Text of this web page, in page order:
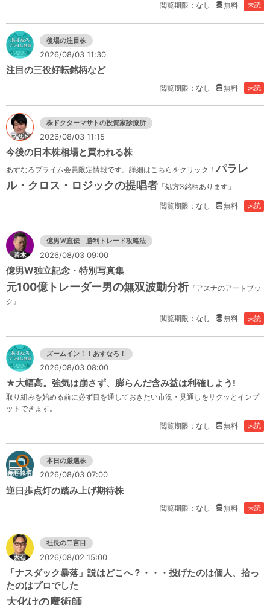
未読
無料
閲覧期限：なし
後場の注目株
2026/08/03 11:30
注目の三役好転銘柄など
未読
無料
閲覧期限：なし
株ドクターマサトの投資家診療所
2026/08/03 11:15
今後の日本株相場と買われる株
あすなろプライム会員限定情報です。詳細はこちらをクリック！パラレ
ル・クロス・ロジックの提唱者 「処方3銘柄あります」
未読
無料
閲覧期限：なし
億男Ｗ直伝 勝利トレード攻略法
2026/08/03 09:00
億男W独立記念・特別写真集
元100億トレーダー男の無双波動分析『アスナのアートブッ
ク』
未読
無料
閲覧期限：なし
ズームイン！！あすなろ！
2026/08/03 08:00
★大幅高。強気は崩さず、膨らんだ含み益は利確しよう!
取り組みを始める前に必ず目を通しておきたい市況・見通しをサクッとインプ
ットできます。
未読
無料
閲覧期限：なし
本日の厳選株
2026/08/03 07:00
逆日歩点灯の踏み上げ期待株
未読
無料
閲覧期限：なし
社長の二言目
2026/08/02 15:00
「ナスダック暴落」説はどこへ？・・・投げたのは個人、拾っ
たのはプロでした
大化けの魔術師